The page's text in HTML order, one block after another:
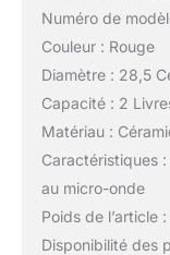
Numéro de
Couleur : Rouge
Diamètre : 28,5
Capacité : 2
Matériau :
Caractéristiques
au micro-onde
Poids de l’article
Disponibilité des